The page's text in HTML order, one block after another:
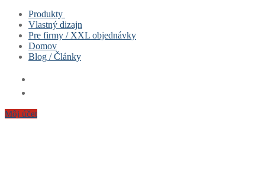
Produkty
Muži
Ženy
Deti
Hrnčeky & Fľašky
Vlastný dizajn
Pre firmy / XXL objednávky
Domov
Blog / Články
Môj účet